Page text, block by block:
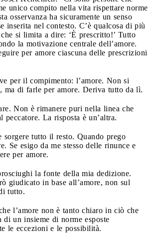
unico compito nella vita rispettare norme
osservanza ha sicuramente un senso
inserita nel contesto. C’è qualcosa di più
si limita a dire: ‘È prescritto!’ Tutto
la motivazione centrale dell’amore.
per amore ciascuna delle prescrizioni
per il compimento: l’amore. Non si
ma di farle per amore. Deriva tutto da lì.
Non è rimanere puri nella linea che
La risposta è un’altra.
sorgere tutto il resto. Quando prego
Se esigo da me stesso delle rinunce e
per amore.
la fonte della mia dedizione.
giudicato in base all’amore, non sul
tutto.
l’amore non è tanto chiaro in ciò che
di un insieme di norme esposte
le eccezioni e le possibilità.